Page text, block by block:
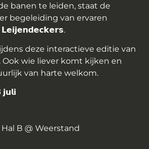
banen te leiden, staat de
begeleiding van ervaren
deze interactieve editie van
Ook wie liever komt kijken en
van harte welkom.
Hal B @ Weerstand